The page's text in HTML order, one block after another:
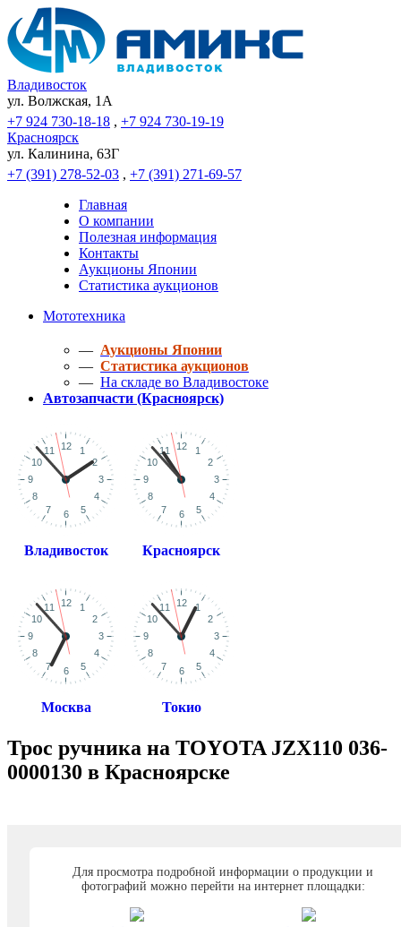
Владивосток
ул. Волжская, 1A
+7 924 730-18-18 , +7 924 730-19-19
Красноярск
ул. Калинина, 63Г
+7 (391) 278-52-03 , +7 (391) 271-69-57
Главная
О компании
Полезная информация
Контакты
Аукционы Японии
Статистика аукционов
Мототехника
— Аукционы Японии
— Статистика аукционов
— На складе во Владивостоке
Автозапчасти (Красноярск)
Владивосток Красноярск
Москва Токио
Трос ручника на TOYOTA JZX110 036-
0000130 в Красноярске
Для просмотра подробной информации о продукции и
фотографий можно перейти на интернет площадки: